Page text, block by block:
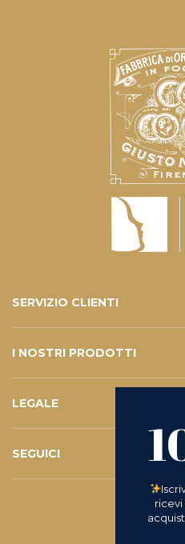
SERVIZIO CLIENTI
CONTATTI
SERVIZIO E-SHOP
FAQ – LE VOSTRE DOMANDE
ISCRIVITI ALLA NEWSLETTER
I NOSTRI PRODOTTI
ESHOP
CATALOGO
LEGALE
PRIVACY POLICY
WHISTLEBLOWING
COOKIE POLICY
TERMINI E CONDIZIONI
D.LGS 231/2001
RICHIESTA DI RESO
SEGUICI
INSTAGRAM
FACEBOOK
LINKEDIN
YOUTUBE
ricevi